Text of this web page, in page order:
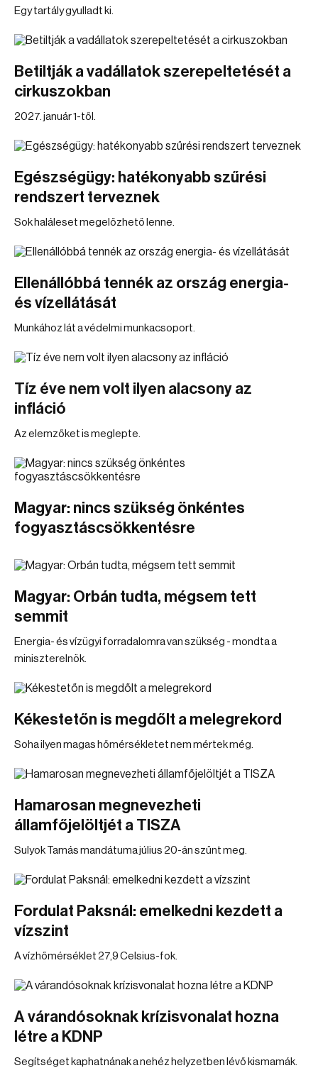
Egy tartály gyulladt ki.
Betiltják a vadállatok szerepeltetését a
cirkuszokban
2027. január 1-től.
Egészségügy: hatékonyabb szűrési
rendszert terveznek
Sok haláleset megelőzhető lenne.
Ellenállóbbá tennék az ország energia-
és vízellátását
Munkához lát a védelmi munkacsoport.
Tíz éve nem volt ilyen alacsony az
infláció
Az elemzőket is meglepte.
Magyar: nincs szükség önkéntes
fogyasztáscsökkentésre
Magyar: Orbán tudta, mégsem tett
semmit
Energia- és vízügyi forradalomra van szükség - mondta a
miniszterelnök.
Kékestetőn is megdőlt a melegrekord
Soha ilyen magas hőmérsékletet nem mértek még.
Hamarosan megnevezheti
államfőjelöltjét a TISZA
Sulyok Tamás mandátuma július 20-án szűnt meg.
Fordulat Paksnál: emelkedni kezdett a
vízszint
A vízhőmérséklet 27,9 Celsius-fok.
A várandósoknak krízisvonalat hozna
létre a KDNP
Segítséget kaphatnának a nehéz helyzetben lévő kismamák.